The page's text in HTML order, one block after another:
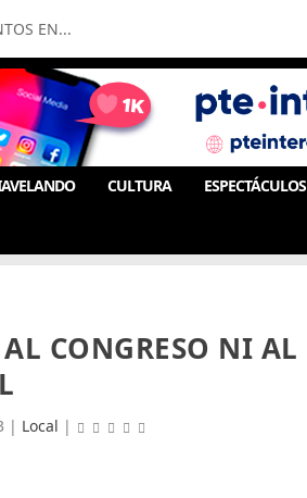
EN...
CULTURA ESPECTÁCULOS
CONGRESO NI AL
| Local |